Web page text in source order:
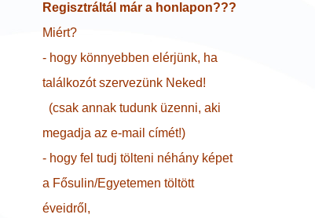
Regisztráltál már a honlapon???
Miért?
- hogy könnyebben elérjünk, ha
találkozót szervezünk Neked!
(csak annak tudunk üzenni, aki
megadja az e-mail címét!)
- hogy fel tudj tölteni néhány képet
a Fősulin/Egyetemen töltött
éveidről,